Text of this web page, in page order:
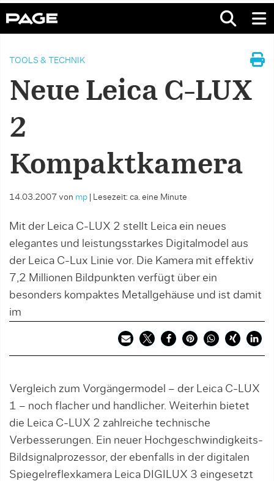
TOOLS & TECHNIK
Neue Leica C-LUX
2
Kompaktkamera
14.03.2007 von mp Lesezeit: ca. eine Minute
Mit der Leica C-LUX 2 stellt Leica ein neues
elegantes und leistungsstarkes Digitalmodel aus
der Leica C-Lux Linie vor. Die Kamera mit effektiv
7,2 Millionen Bildpunkten verfügt über ein
besonders kompaktes Metallgehäuse und ist damit
im
Vergleich zum Vorgängermodel – der Leica C-LUX
1 – noch flacher und handlicher. Weiterhin bietet
die Leica C-LUX 2 zahlreiche technische
Verbesserungen. Ein neuer Hochgeschwindigkeits-
Bildsignalprozessor, der ebenfalls in der digitalen
Spiegelreflexkamera Leica DIGILUX 3 eingesetzt